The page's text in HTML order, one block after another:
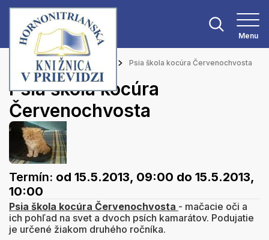
Menu
Hlavná stránka Podujatia Psia škola kocúra Červenochvosta
Psia škola kocúra
Červenochvosta
Termín: od 15.5.2013, 09:00 do 15.5.2013,
10:00
Psia škola kocúra Červenochvosta - mačacie oči a
ich pohľad na svet a dvoch psích kamarátov. Podujatie
je určené žiakom druhého ročníka.